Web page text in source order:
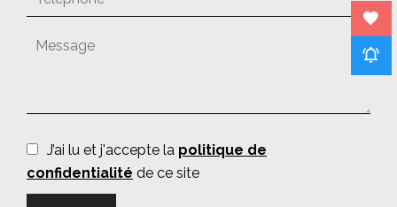
J’ai lu et j'accepte la politique de
confidentialité de ce site